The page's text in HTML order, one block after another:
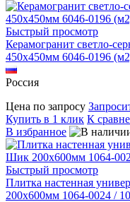
Быстрый просмотр
Керамогранит светло-
450x450мм 6046-0196
Россия
Цена по запросу
Купить в 1 клик К
В избранное
Быстрый просмотр
Плитка настенная
200x600мм 1064-0024 /